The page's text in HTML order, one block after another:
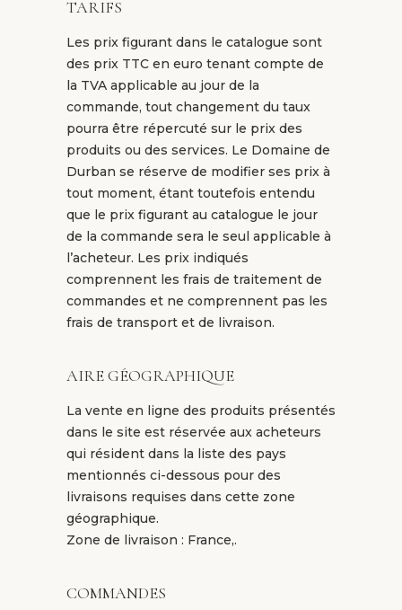
TARIFS
Les prix figurant dans le catalogue sont
des prix TTC en euro tenant compte de
la TVA applicable au jour de la
commande, tout changement du taux
pourra être répercuté sur le prix des
produits ou des services. Le Domaine de
Durban se réserve de modifier ses prix à
tout moment, étant toutefois entendu
que le prix figurant au catalogue le jour
de la commande sera le seul applicable à
l’acheteur. Les prix indiqués
comprennent les frais de traitement de
commandes et ne comprennent pas les
frais de transport et de livraison.
AIRE GÉOGRAPHIQUE
La vente en ligne des produits présentés
dans le site est réservée aux acheteurs
qui résident dans la liste des pays
mentionnés ci-dessous pour des
livraisons requises dans cette zone
géographique.
Zone de livraison : France,.
COMMANDES